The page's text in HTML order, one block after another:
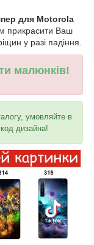
для Motorola
прикрасити Ваш
у разі падіння.
малюнків!
умовляйте в
код дизайна!